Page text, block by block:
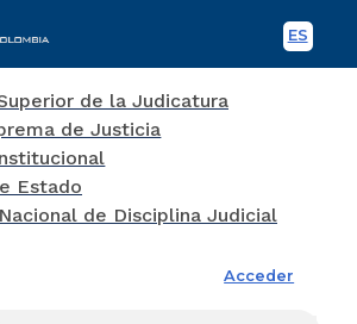
ES
Acceder